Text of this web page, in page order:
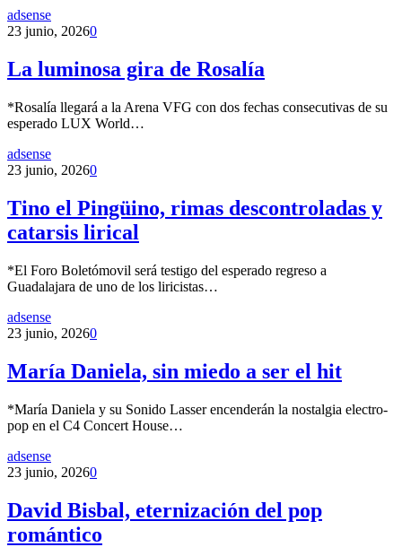
adsense
23 junio, 20260
La luminosa gira de Rosalía
*Rosalía llegará a la Arena VFG con dos fechas consecutivas de su
esperado LUX World…
adsense
23 junio, 20260
Tino el Pingüino, rimas descontroladas y
catarsis lirical
*El Foro Boletómovil será testigo del esperado regreso a
Guadalajara de uno de los liricistas…
adsense
23 junio, 20260
María Daniela, sin miedo a ser el hit
*María Daniela y su Sonido Lasser encenderán la nostalgia electro-
pop en el C4 Concert House…
adsense
23 junio, 20260
David Bisbal, eternización del pop
romántico